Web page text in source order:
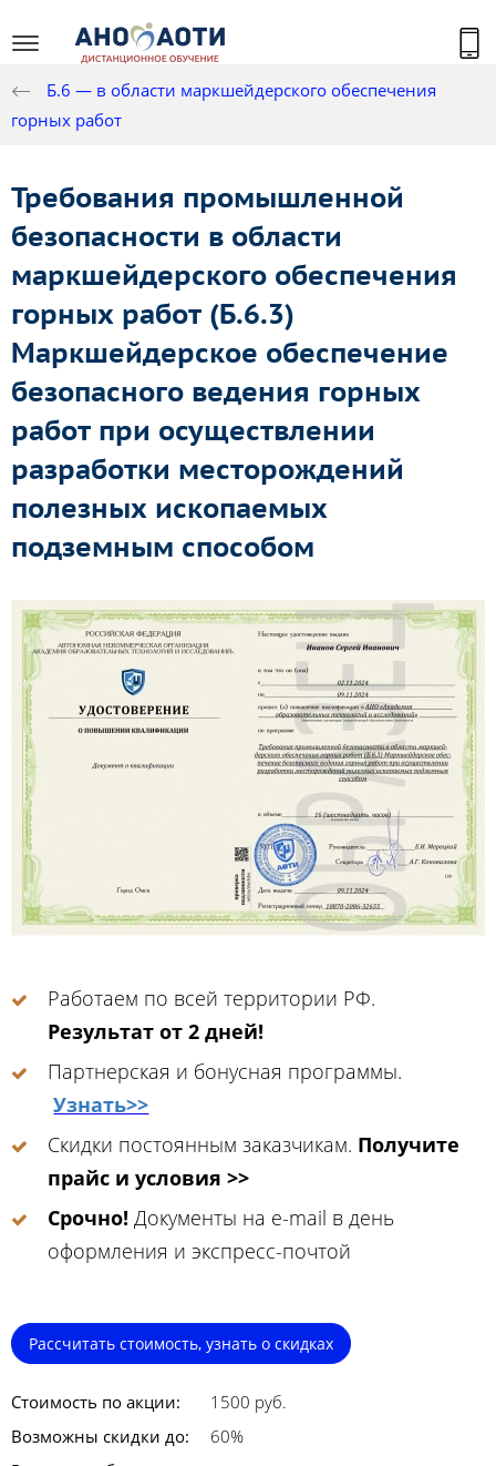
Б.6 — в области маркшейдерского обеспечения
горных работ
Требования промышленной
безопасности в области
маркшейдерского обеспечения
горных работ (Б.6.3)
Маркшейдерское обеспечение
безопасного ведения горных
работ при осуществлении
разработки месторождений
полезных ископаемых
подземным способом
Работаем по всей территории РФ.
Результат от 2 дней!
Партнерская и бонусная программы.
Узнать>>
Скидки постоянным заказчикам. Получите
прайс и условия >>
Срочно! Документы на e-mail в день
оформления и экспресс-почтой
Рассчитать стоимость, узнать о скидках
Стоимость по акции:
1500 руб.
Возможны скидки до:
60%